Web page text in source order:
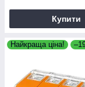
Купити
Найкраща ціна!